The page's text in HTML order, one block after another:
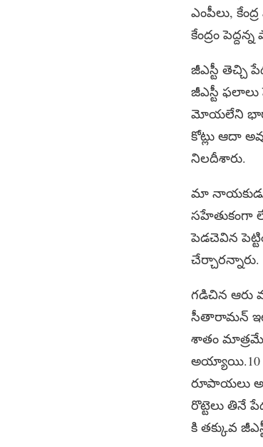
ఎంపీలు,
కేంద్రం
జీఎస్టీ తెచ్చి
జీఎస్టీ ఫలాలు
మోయలేని
కోట్లు ఆదా
నిలదీశారు.
మా నాయకుడు
సహేతుకంగా
పెడచెవిన
చేర్చారన్నారు.
గడిచిన ఆరు
సీతారామన్
శాతం మాత్రమే
అయ్యాయి.10
రూపాయలు
రొట్టెలు తినే
కి తక్కువ